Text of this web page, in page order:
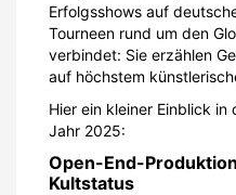
Erfolgsshows auf
Tourneen rund um den
verbindet: Sie erzählen
auf höchstem
Hier ein kleiner Einblick
Jahr 2025:
Open-End-
Kultstatus